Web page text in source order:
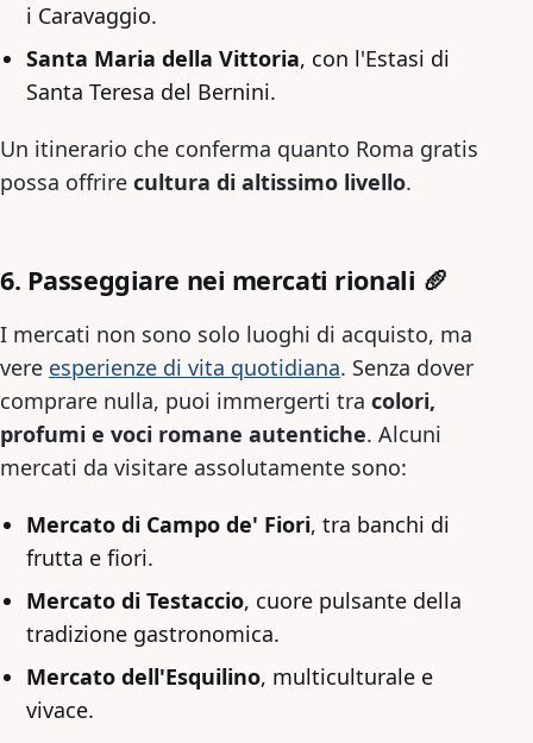
i Caravaggio.
Santa Maria della Vittoria, con l'Estasi di
Santa Teresa del Bernini.
Un itinerario che conferma quanto Roma gratis
possa offrire cultura di altissimo livello.
6. Passeggiare nei mercati rionali 🥖
I mercati non sono solo luoghi di acquisto, ma
vere esperienze di vita quotidiana. Senza dover
comprare nulla, puoi immergerti tra colori,
profumi e voci romane autentiche. Alcuni
mercati da visitare assolutamente sono:
Mercato di Campo de' Fiori, tra banchi di
frutta e fiori.
Mercato di Testaccio, cuore pulsante della
tradizione gastronomica.
Mercato dell'Esquilino, multiculturale e
vivace.